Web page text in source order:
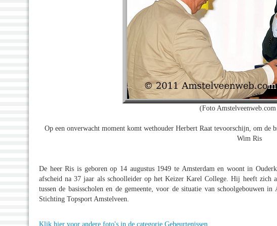
(Foto
Op een onverwacht moment komt wethouder Herbert Raat tevoorschijn, om de
Wim Ris
De heer Ris is geboren op 14 augustus 1949 te Amsterdam en woont in
afscheid na 37 jaar als schoolleider op het Keizer Karel College. Hij heeft zich
tussen de basisscholen en de gemeente, voor de situatie van schoolgebouwen
Stichting Topsport Amstelveen.
Klik hier voor andere foto's in de categorie Gebeurtenissen